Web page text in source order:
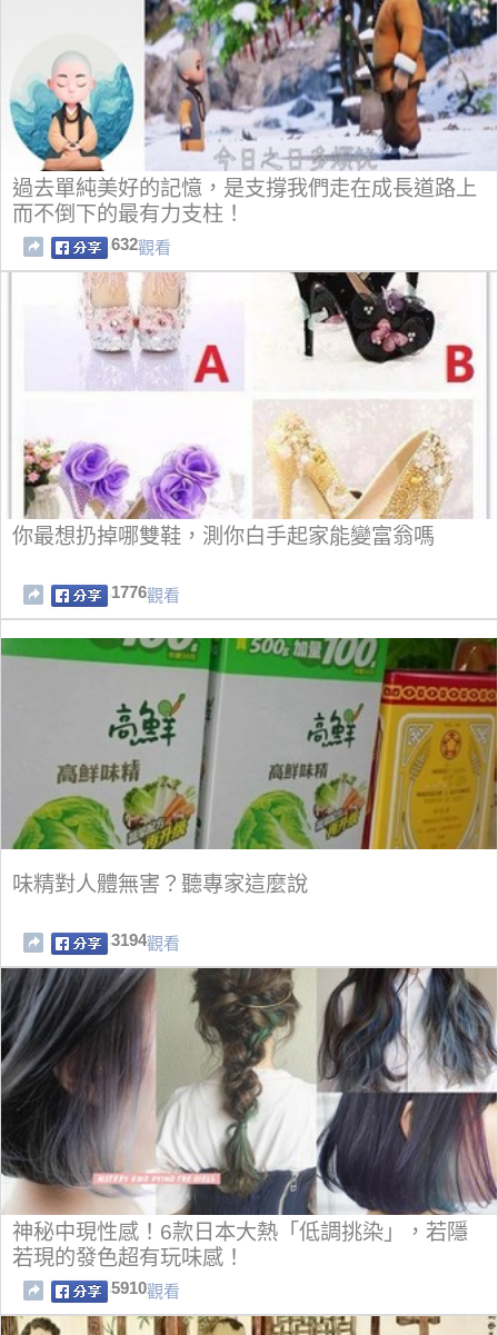
過去單純美好的記憶，是支撐我們走在成長道路上
而不倒下的最有力支柱！
632觀看
你最想扔掉哪雙鞋，測你白手起家能變富翁嗎
1776觀看
味精對人體無害？聽專家這麼說
3194觀看
神秘中現性感！6款日本大熱「低調挑染」，若隱
若現的發色超有玩味感！
5910觀看